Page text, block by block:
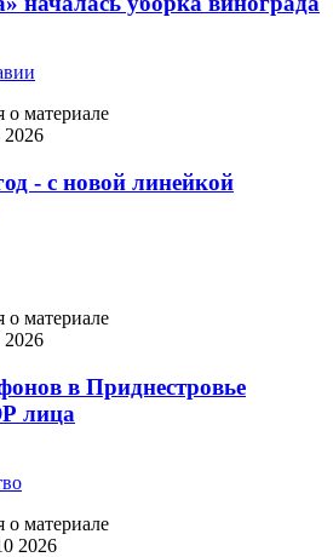
материале
2026
- с новой линейкой
материале
2026
в Приднестровье
лица
материале
2026